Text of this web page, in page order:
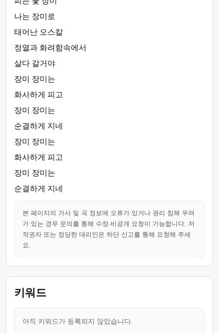
나는 장미로
태어난 오스칼
정열과 화려함속에서
살다 갈거야
장미 장미는
화사하게 피고
장미 장미는
순결하게 지네
장미 장미는
화사하게 피고
장미 장미는
순결하게 지네
본 페이지의 가사 및 곡 정보에 오류가 있거나 권리 침해 우려
가 있는 경우 문의를 통해 수정·비공개 요청이 가능합니다. 저
작권자 또는 정당한 대리인은 하단 신고를 통해 요청해 주세
요.
키워드
아직 키워드가 등록되지 않았습니다.